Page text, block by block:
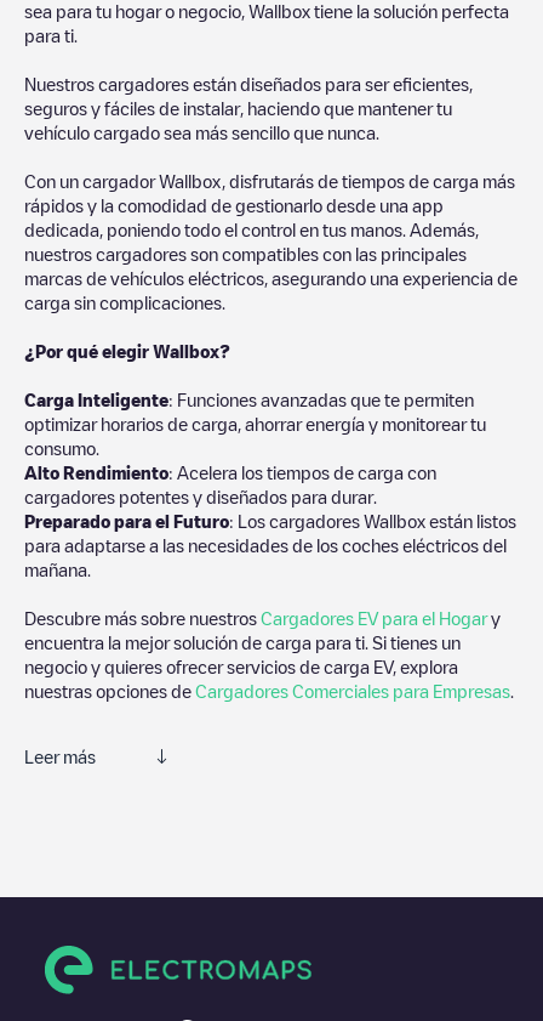
sea para tu hogar o negocio, Wallbox tiene la solución perfecta
para ti.
Nuestros cargadores están diseñados para ser eficientes,
seguros y fáciles de instalar, haciendo que mantener tu
vehículo cargado sea más sencillo que nunca.
Con un cargador Wallbox, disfrutarás de tiempos de carga más
rápidos y la comodidad de gestionarlo desde una app
dedicada, poniendo todo el control en tus manos. Además,
nuestros cargadores son compatibles con las principales
marcas de vehículos eléctricos, asegurando una experiencia de
carga sin complicaciones.
¿Por qué elegir Wallbox?
Carga Inteligente: Funciones avanzadas que te permiten
optimizar horarios de carga, ahorrar energía y monitorear tu
consumo.
Alto Rendimiento: Acelera los tiempos de carga con
cargadores potentes y diseñados para durar.
Preparado para el Futuro: Los cargadores Wallbox están listos
para adaptarse a las necesidades de los coches eléctricos del
mañana.
Descubre más sobre nuestros Cargadores EV para el Hogary
encuentra la mejor solución de carga para ti. Si tienes un
negocio y quieres ofrecer servicios de carga EV, explora
nuestras opciones de Cargadores Comerciales para Empresas
Leer más
ofrecen información útil para crear la mejor experiencia para los
conductores de vehículos eléctricos.